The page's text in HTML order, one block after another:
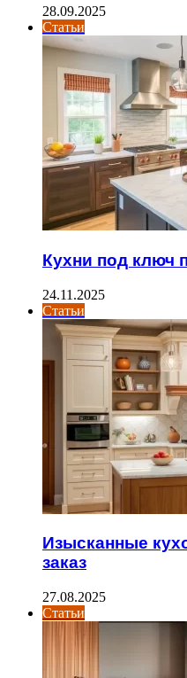
28.09.2025
Статьи
Кухни под ключ
24.11.2025
Статьи
Изысканные
заказ
27.08.2025
Статьи